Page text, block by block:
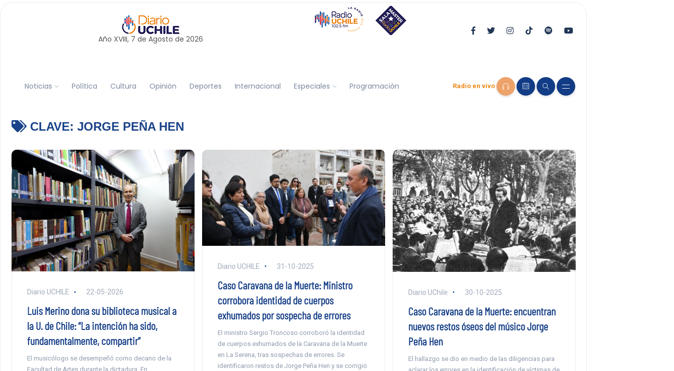
Año XVIII, 7 de Agosto de 2026
Noticias Política Cultura Opinión Deportes Internacional Especiales Programación Radio en vivo
CLAVE: JORGE PEÑA HEN
Diario UCHILE 22-05-2026
Luis Merino dona su biblioteca musical a
la U. de Chile: “La intención ha sido,
fundamentalmente, compartir”
El musicólogo se desempeñó como decano de la
Facultad de Artes durante la dictadura. En
Diario UCHILE 31-10-2025
Caso Caravana de la Muerte: Ministro
corrobora identidad de cuerpos
exhumados por sospecha de errores
El ministro Sergio Troncoso corroboró la identidad
de cuerpos exhumados de la Caravana de la Muerte
en La Serena, tras sospechas de errores. Se
identificaron restos de Jorge Peña Hen y se corrigió
Diario UChile 30-10-2025
Caso Caravana de la Muerte: encuentran
nuevos restos óseos del músico Jorge
Peña Hen
El hallazgo se dio en medio de las diligencias para